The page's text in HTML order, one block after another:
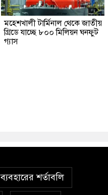
মহেশখালী টার্মিনাল থেকে জাতীয়
গ্রিডে যাচ্ছে ৮০০ মিলিয়ন ঘনফুট
গ্যাস
ব্যবহারের শর্তাবলি